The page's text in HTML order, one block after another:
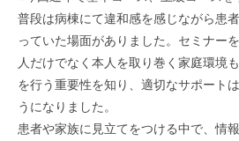
普段は病棟にて違和感を感じながら患
っていた場面がありました。セミナー
人だけでなく本人を取り巻く家庭環境
を行う重要性を知り、適切なサポート
うになりました。
患者や家族に見立てをつける中で、情